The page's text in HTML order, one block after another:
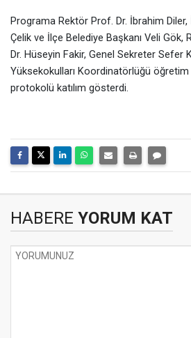
Programa Rektör Prof. Dr. İbrahim
Çelik ve İlçe Belediye Başkanı Veli Gök,
Dr. Hüseyin Fakir, Genel Sekreter Sefer
Yüksekokulları Koordinatörlüğü öğretim
protokolü katılım gösterdi.
HABERE YORUM KAT